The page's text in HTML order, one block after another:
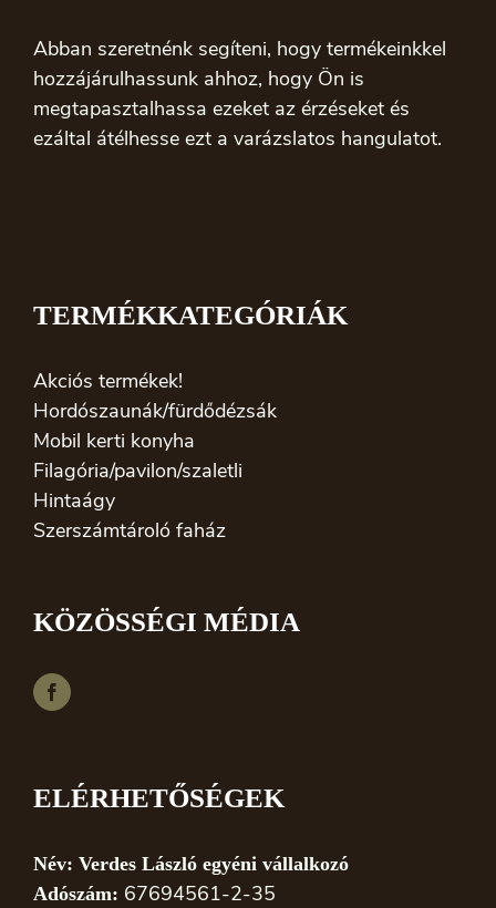
Abban szeretnénk segíteni, hogy termékeinkkel
hozzájárulhassunk ahhoz, hogy Ön is
megtapasztalhassa ezeket az érzéseket és
ezáltal átélhesse ezt a varázslatos hangulatot.
TERMÉKKATEGÓRIÁK
Akciós termékek!
Hordószaunák/fürdődézsák
Mobil kerti konyha
Filagória/pavilon/szaletli
Hintaágy
Szerszámtároló faház
KÖZÖSSÉGI MÉDIA
ELÉRHETŐSÉGEK
Név: Verdes László egyéni vállalkozó
Adószám: 67694561-2-35